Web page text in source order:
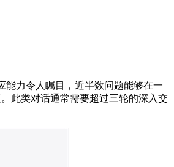
能力令人瞩目，近半数问题能够在一
此类对话通常需要超过三轮的深入交